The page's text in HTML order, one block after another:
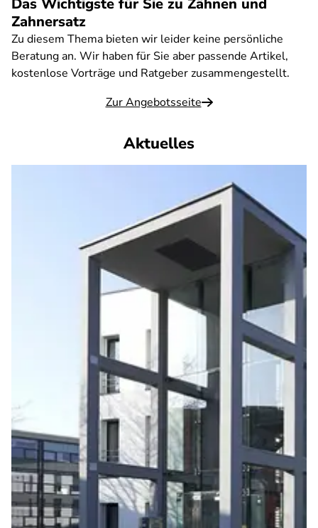
Das Wichtigste für Sie zu Zähnen und
Zahnersatz
Zu diesem Thema bieten wir leider keine persönliche
Beratung an. Wir haben für Sie aber passende Artikel,
kostenlose Vorträge und Ratgeber zusammengestellt.
Zur Angebotsseite
Aktuelles